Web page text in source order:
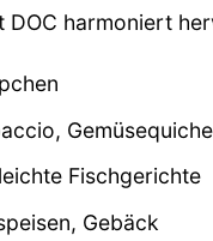
DOC harmoniert
Gemüsequiche
Fischgerichte
Gebäck